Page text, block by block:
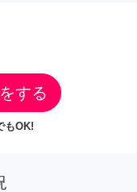
する
もOK!